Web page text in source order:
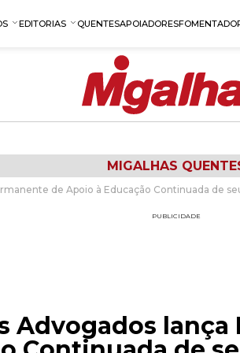
EDITORIAS QUENTESAPOIADORES
MIGALHAS
de Apoio à Educação Continuada de
PUBLICIDADE
Advogados